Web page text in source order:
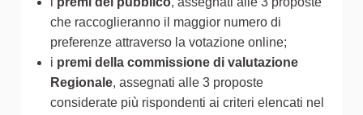
che raccoglieranno il maggior numero di
preferenze attraverso la votazione online;
i premi della commissione di valutazione
Regionale, assegnati alle 3 proposte
considerate più rispondenti ai criteri elencati nel